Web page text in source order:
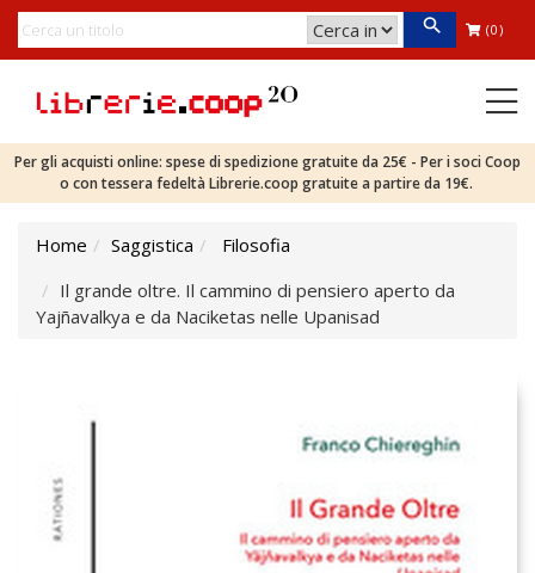
(0)
Per gli acquisti online: spese di spedizione gratuite da 25€ - Per i soci Coop
o con tessera fedeltà Librerie.coop gratuite a partire da 19€.
Home Saggistica
Filosofia
Il grande oltre. Il cammino di pensiero aperto da
Yajñavalkya e da Naciketas nelle Upanisad